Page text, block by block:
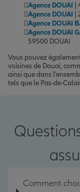
Agence DOUAI
Agence DOUAI
Agence DOUAI
Agence DOUAI
59500 DOUAI
Vous pouvez
voisines de Douai,
ainsi que dans
tels que le Pas-de-
Comment